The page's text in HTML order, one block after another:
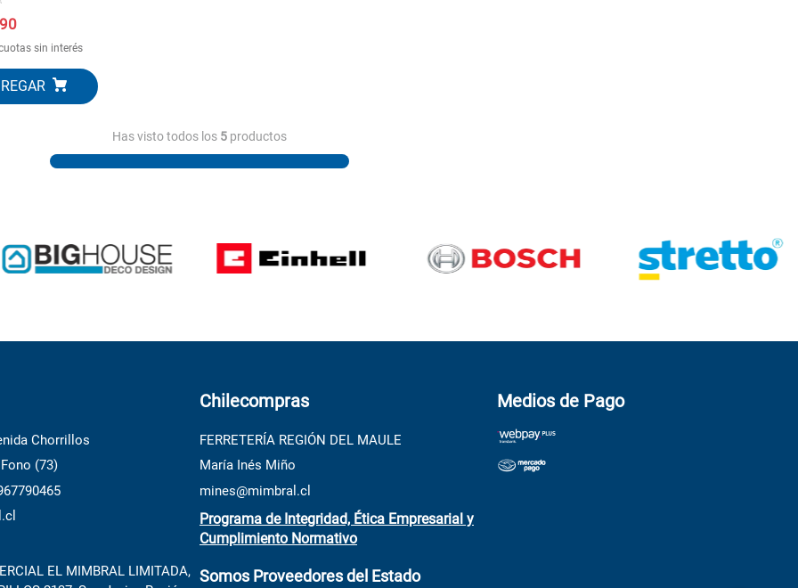
sin interés
Has visto todos los 5 productos
Chorrillos
(73)
EL MIMBRAL LIMITADA,
Chilecompras
FERRETERÍA REGIÓN DEL MAULE
María Inés Miño
mines@mimbral.cl
Programa de Integridad, Ética Empresarial y
Cumplimiento Normativo
Somos Proveedores del Estado
Medios de Pago